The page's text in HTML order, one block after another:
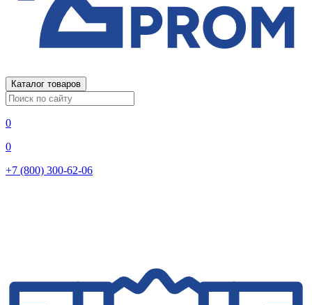
Каталог товаров
0
0
+7 (800) 300-62-06